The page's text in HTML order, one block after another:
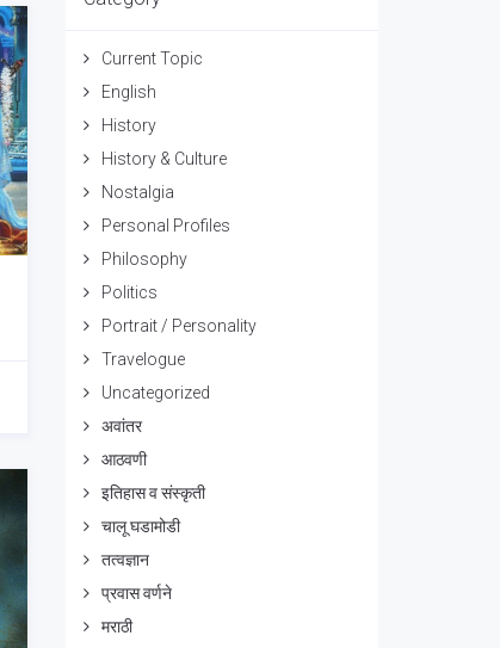
Current Topic
English
History
History & Culture
Nostalgia
Personal Profiles
Philosophy
Politics
Portrait / Personality
Travelogue
Uncategorized
अवांतर
आठवणी
इतिहास व संस्कृती
चालू घडामोडी
तत्वज्ञान
प्रवास वर्णने
मराठी